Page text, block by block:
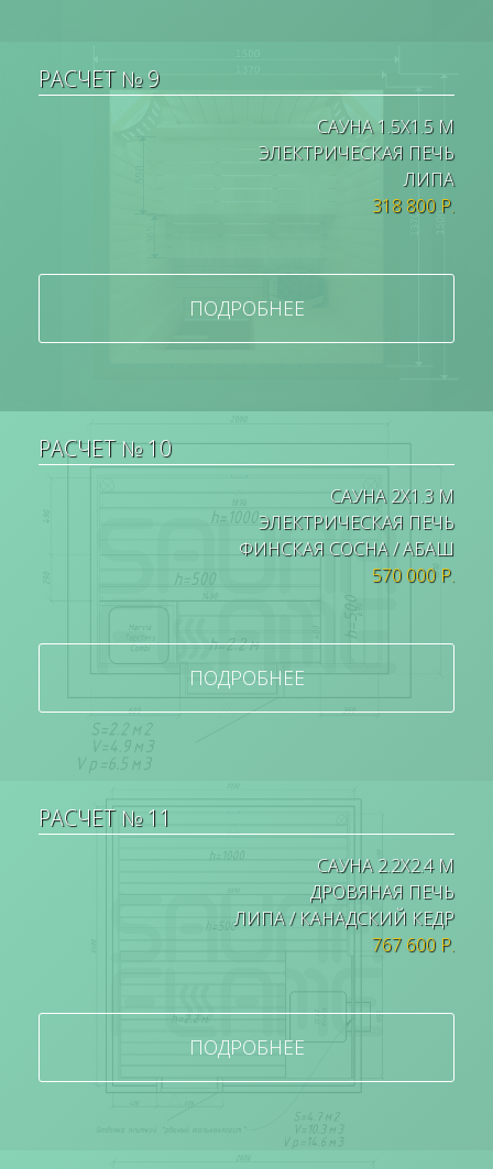
РАСЧЕТ № 9
САУНА 1.5Х1.5 М
ЭЛЕКТРИЧЕСКАЯ ПЕЧЬ
ЛИПА
318 800 Р.
ПОДРОБНЕЕ
РАСЧЕТ № 10
САУНА 2Х1.3 М
ЭЛЕКТРИЧЕСКАЯ ПЕЧЬ
ФИНСКАЯ СОСНА / АБАШ
570 000 Р.
ПОДРОБНЕЕ
РАСЧЕТ № 11
САУНА 2.2Х2.4 М
ДРОВЯНАЯ ПЕЧЬ
ЛИПА / КАНАДСКИЙ КЕДР
767 600 Р.
ПОДРОБНЕЕ